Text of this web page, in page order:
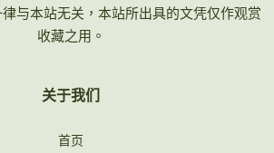
与本站无关，本站所出具的文凭仅作观赏
收藏之用。
关于我们
首页